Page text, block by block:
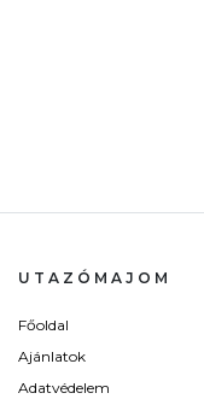
UTAZÓMAJOM
Főoldal
Ajánlatok
Adatvédelem